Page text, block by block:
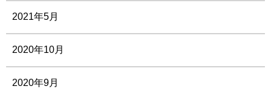
2021年5月
2020年10月
2020年9月